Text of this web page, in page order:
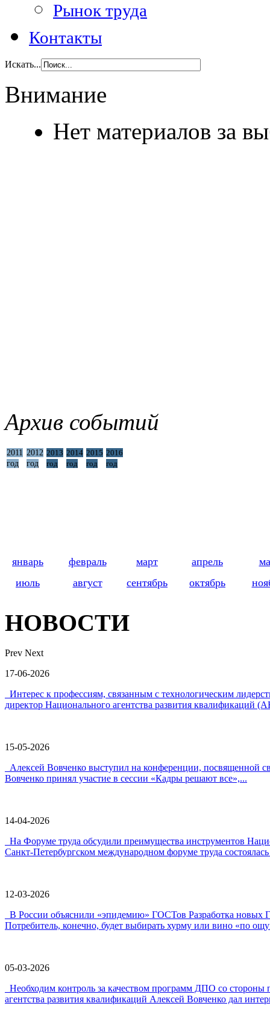
Рынок труда
Контакты
Искать...
Внимание
Нет материалов за
Архив событий
2011
год
2012
год
2013
год
2014
год
2015
год
2016
год
январь февраль март апрель
июль
август сентябрь октябрь
НОВОСТИ
Prev Next
17-06-2026
Интерес к профессиям, связанным с технологическим
директор Национального агентства развития квалификаций
15-05-2026
Алексей Вовченко выступил на конференции,
Вовченко принял участие в сессии «Кадры решают все»,...
14-04-2026
На Форуме труда обсудили преимущества инструментов
Санкт-Петербургском международном форуме труда
12-03-2026
В России объяснили «эпидемию» ГОСТов Разработка новых
Потребитель, конечно, будет выбирать хурму или вино «по
05-03-2026
Необходим контроль за качеством программ ДПО со
агентства развития квалификаций Алексей Вовченко дал